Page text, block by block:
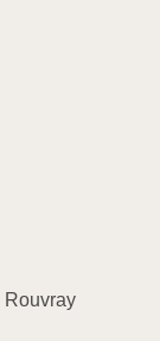
Rouvray